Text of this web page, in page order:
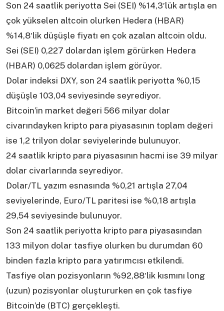
Son 24 saatlik periyotta Sei (SEI) %14,3′lük artışla en
çok yükselen altcoin olurken Hedera (HBAR)
%14,8′lik düşüşle fiyatı en çok azalan altcoin oldu.
Sei (SEI) 0,227 dolardan işlem görürken Hedera
(HBAR) 0,0625 dolardan işlem görüyor.
Dolar indeksi DXY, son 24 saatlik periyotta %0,15
düşüşle 103,04 seviyesinde seyrediyor.
Bitcoin’in market değeri 566 milyar dolar
civarındayken kripto para piyasasının toplam değeri
ise 1,2 trilyon dolar seviyelerinde bulunuyor.
24 saatlik kripto para piyasasının hacmi ise 39 milyar
dolar civarlarında seyrediyor.
Dolar/TL yazım esnasında %0,21 artışla 27,04
seviyelerinde, Euro/TL paritesi ise %0,18 artışla
29,54 seviyesinde bulunuyor.
Son 24 saatlik periyotta kripto para piyasasından
133 milyon dolar tasfiye olurken bu durumdan 60
binden fazla kripto para yatırımcısı etkilendi.
Tasfiye olan pozisyonların %92,88′lik kısmını long
(uzun) pozisyonlar oluştururken en çok tasfiye
Bitcoin’de (BTC) gerçekleşti.